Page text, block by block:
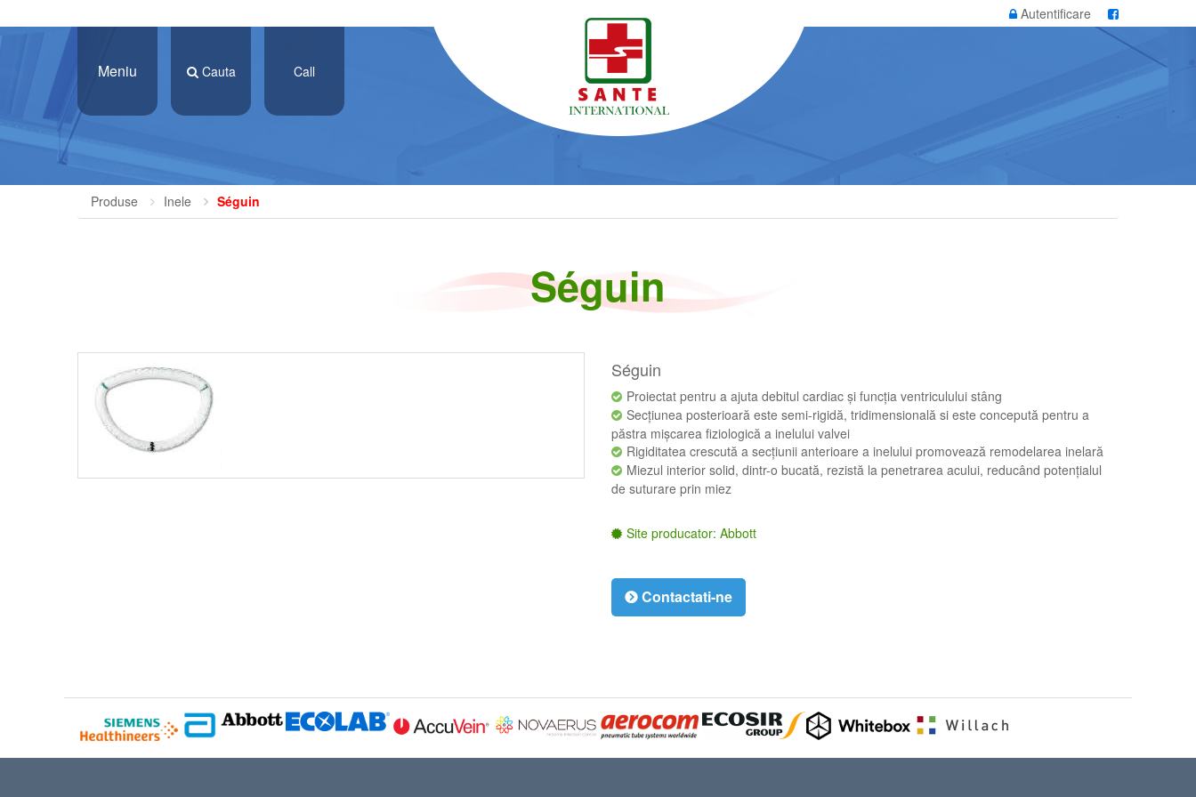
Autentificare
Meniu Cauta Call
Produse Inele Séguin
Séguin
Séguin
Proiectat pentru a ajuta debitul cardiac și funcția ventriculului stâng
Secțiunea posterioară este semi-rigidă, tridimensională si este concepută pentru a
păstra mișcarea fiziologică a inelului valvei
Rigiditatea crescută a secțiunii anterioare a inelului promovează remodelarea inelară
Miezul interior solid, dintr-o bucată, rezistă la penetrarea acului, reducând potențialul
de suturare prin miez
Site producator: Abbott
Contactati-ne